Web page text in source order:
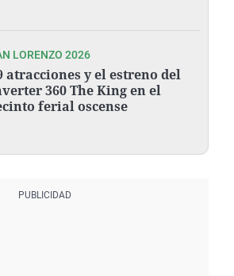
LORENZO 2026
atracciones y el estreno del
360 The King en el
ferial oscense